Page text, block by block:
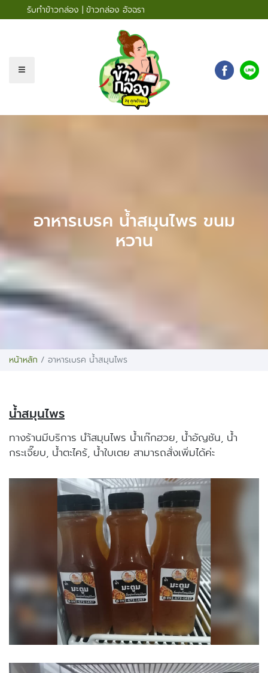
รับทำข้าวกล่อง | ข้าวกล่อง อัจฉรา
อาหารเบรค น้ำสมุนไพร ขนม
หวาน
หน้าหลัก อาหารเบรค น้ำสมุนไพร
น้ำสมุนไพร
ทางร้านมีบริการ นำ้สมุนไพร น้ำเก๊กฮวย, น้ำอัญชัน, น้ำ
กระเจี๊ยบ, น้ำตะไคร้, น้ำใบเตย สามารถสั่งเพิ่มได้ค่ะ